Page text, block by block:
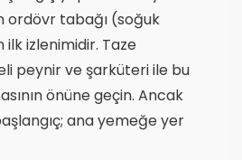
ordövr tabağı (soğuk
ilk izlenimidir. Taze
peynir ve şarküteri ile bu
önüne geçin. Ancak
ana yemeğe yer